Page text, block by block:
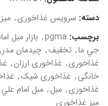
دسته: سرویس غذاخوری,
برچسب: pgma
, بازار مبل
جي ما, تخفيف, چيدمان
غذاخوری, غذاخوری ارزان,
خانگی, غذاخوری شيک,
غذاخوری, مبل, مبل امام علي
میز غذاخوری